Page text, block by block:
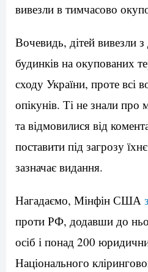
вивезли в тимчасово
Вочевидь, дітей вивезли
будинків на окупованих
сходу України, проте всі
опікунів. Ті не знали про
та відмовилися від
поставити під загрозу
зазначає видання.
Нагадаємо, Мінфін США
проти РФ, додавши до
осіб і понад 200
Національного